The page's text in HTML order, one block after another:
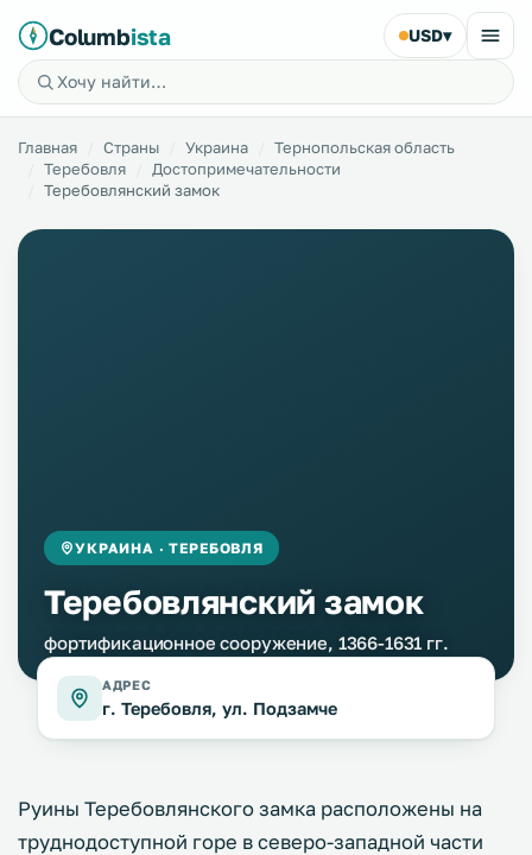
Columbista USD▾
Главная Страны Украина
Тернопольская область
Теребовля
Достопримечательности
Теребовлянский замок
УКРАИНА · ТЕРЕБОВЛЯ
Теребовлянский замок
фортификационное сооружение, 1366-1631 гг.
АДРЕС
г. Теребовля, ул. Подзамче
Руины Теребовлянского замка расположены на
труднодоступной горе в северо-западной части